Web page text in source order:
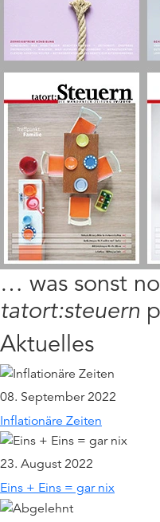
… was sonst
tatort:steuern
Aktuelles
08. September 2022
Inflationäre Zeiten
23. August 2022
Eins + Eins = gar nix